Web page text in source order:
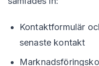
Kontaktformulär
senaste kontakt